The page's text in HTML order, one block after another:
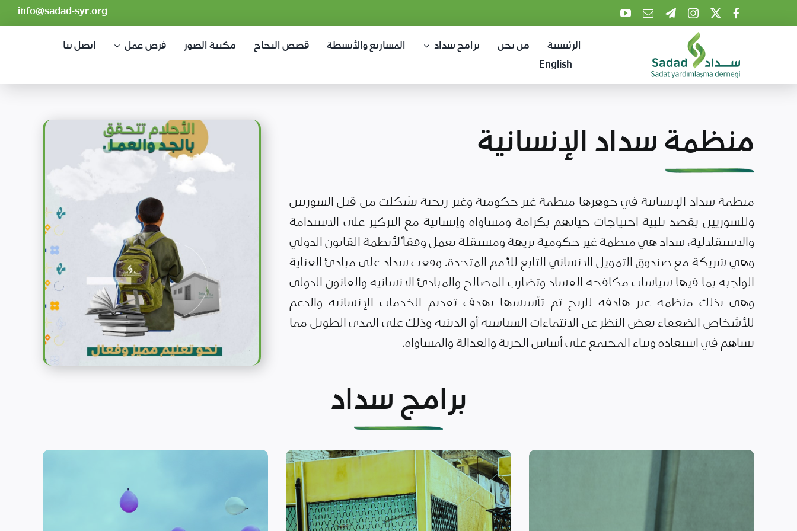
to
info@sadad-syr.org
الرئيسية من نحن برامج سداد المشاريع والأنشطة قصص النجاح مكتبة الصور فرص عمل
اتصل بنا
English
منظمة سداد الإنسانية
منظمة سداد الإنسانية في جوهرها منظمة غير حكومية وغير ربحية تشكلت من قبل السوريين
وللسوريين بقصد تلبية احتياجات حياتهم بكرامة ومساواة وإنسانية مع التركيز على الاستدامة
والاستقلالية، سداد هي منظمة غير حكومية نزيهة ومستقلة تعمل وفقاً لأنظمة القانون الدولي
وهي شريكة مع صندوق التمويل الانساني التابع للأمم المتحدة. وقعت سداد على مبادئ العناية
الواجبة بما فيها سياسات مكافحة الفساد وتضارب المصالح والمبادئ الانسانية والقانون الدولي
وهي بذلك منظمة غير هادفة للربح تم تأسيسها بهدف تقديم الخدمات الإنسانية والدعم
للأشخاص الضعفاء بغض النظر عن الانتماءات السياسية أو الدينية وذلك على المدى الطويل مما
يساهم في استعادة وبناء المجتمع على أساس الحرية والعدالة والمساواة.
برامج سداد
الأمن الغذائي وسبل
العيش اقرأ المزيد
الحماية